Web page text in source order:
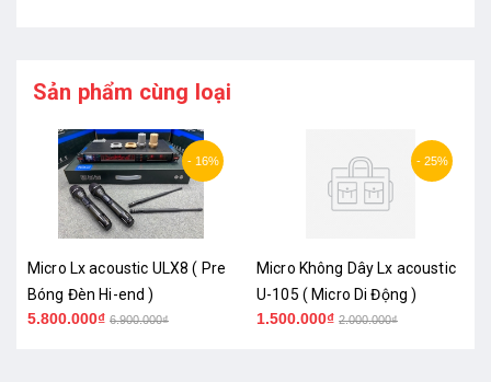
Sản phẩm cùng loại
- 16%
Micro Lx acoustic ULX8 ( Pre
Bóng Đèn Hi-end )
5.800.000₫ 6.900.000₫
- 25%
Micro Không Dây Lx acoustic
U-105 ( Micro Di Động )
1.500.000₫ 2.000.000₫